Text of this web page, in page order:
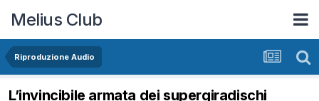
Melius Club
Riproduzione Audio
L’invincibile armata dei supergiradischi